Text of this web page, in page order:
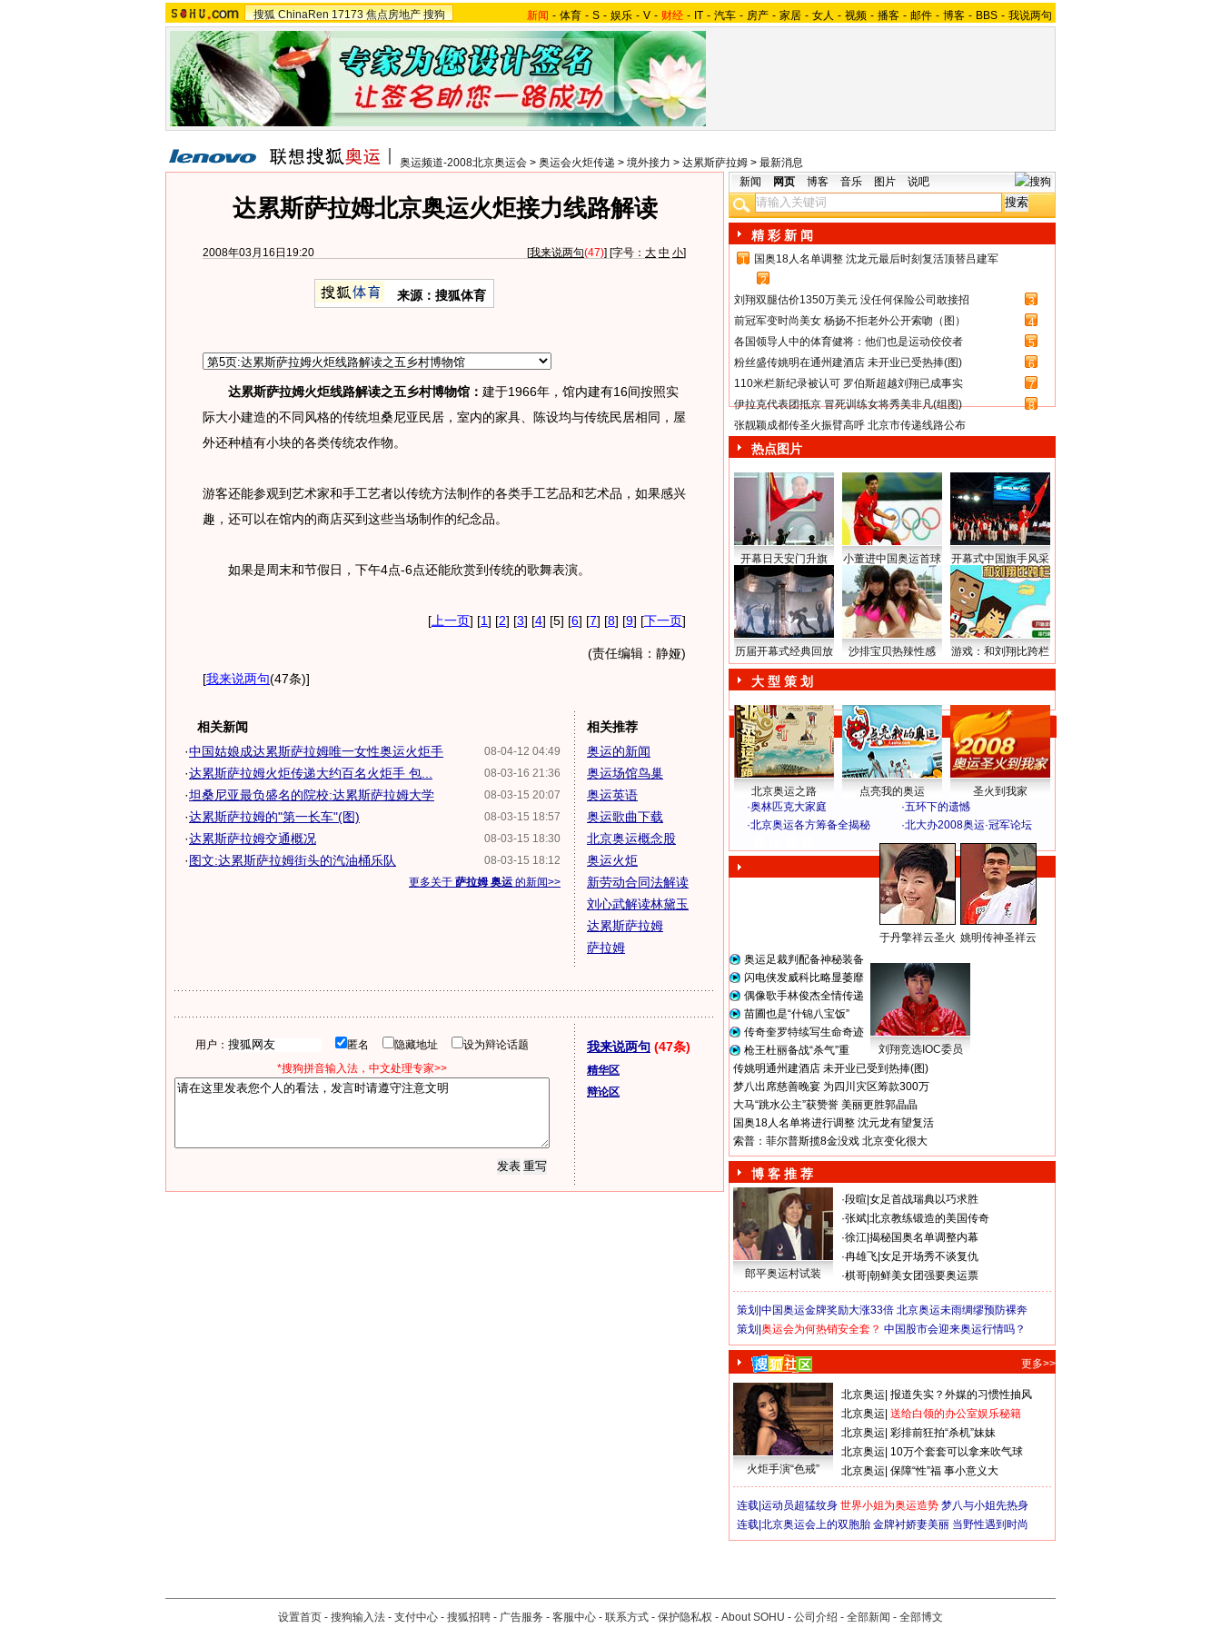
搜狐 ChinaRen 17173 焦点房地产 搜狗 新闻 - 体育 - S - 娱乐 - V - 财经 - IT - 汽车 - 房产 - 家居 - 女人 - 视频 - 播客 - 邮件 - 博客 - BBS - 我说两句
奥运频道-2008北京奥运会 > 奥运会火炬传递 > 境外接力 > 达累斯萨拉姆 > 最新消息
达累斯萨拉姆北京奥运火炬接力线路解读
2008年03月16日19:20 [我来说两句(47)] [字号： 大 中 小]
来源：搜狐体育
达累斯萨拉姆火炬线路解读之五乡村博物馆： 建于1966年，馆内建有16间按照实
际大小建造的不同风格的传统坦桑尼亚民居，室内的家具、陈设均与传统民居相同，屋
外还种植有小块的各类传统农作物。
游客还能参观到艺术家和手工艺者以传统方法制作的各类手工艺品和艺术品，如果感兴
趣，还可以在馆内的商店买到这些当场制作的纪念品。
如果是周末和节假日，下午4点-6点还能欣赏到传统的歌舞表演。
[ 上一页] [1] [2] [3] [4] [5] [6] [7] [8] [9] [下一页]
(责任编辑：静娅)
[我来说两句(47条)]
相关新闻
08-04-12 04:49
·中国姑娘成达累斯萨拉姆唯一女性奥运火炬手
08-03-16 21:36
·达累斯萨拉姆火炬传递大约百名火炬手 包...
08-03-15 20:07
·坦桑尼亚最负盛名的院校:达累斯萨拉姆大学
08-03-15 18:57
·达累斯萨拉姆的"第一长车"(图)
08-03-15 18:30
·达累斯萨拉姆交通概况
08-03-15 18:12
·图文:达累斯萨拉姆街头的汽油桶乐队
更多关于 萨拉姆 奥运 的新闻>>
相关推荐
奥运的新闻
奥运场馆鸟巢
奥运英语
奥运歌曲下载
北京奥运概念股
奥运火炬
新劳动合同法解读
刘心武解读林黛玉
达累斯萨拉姆
萨拉姆
用户： 匿名 隐藏地址
设为辩论话题
*搜狗拼音输入法，中文处理专家>>
我来说两句 (47条)
精华区
辩论区
新闻 网页 博客 音乐 图片 说吧
精 彩 新 闻
1
国奥18人名单调整 沈龙元最后时刻复活顶替吕建军
2
刘翔双腿估价1350万美元 没任何保险公司敢接招
3
前冠军变时尚美女 杨扬不拒老外公开索吻（图）
4
各国领导人中的体育健将：他们也是运动佼佼者
5
粉丝盛传姚明在通州建酒店 未开业已受热捧(图)
6
110米栏新纪录被认可 罗伯斯超越刘翔已成事实
7
伊拉克代表团抵京 冒死训练女将秀美非凡(组图)
8
张靓颖成都传圣火振臂高呼 北京市传递线路公布
热点图片
开幕日天安门升旗 小董进中国奥运首球 开幕式中国旗手风采
历届开幕式经典回放 沙排宝贝热辣性感 游戏：和刘翔比跨栏
大 型 策 划
北京奥运之路 点亮我的奥运
圣火到我家
·奥林匹克大家庭 ·五环下的遗憾
·北京奥运各方筹备全揭秘 ·北大办2008奥运·冠军论坛
于丹擎祥云圣火 姚明传神圣祥云
奥运足裁判配备神秘装备
闪电侠发威科比略显萎靡
偶像歌手林俊杰全情传递
苗圃也是“什锦八宝饭”
传奇奎罗特续写生命奇迹
枪王杜丽备战“杀气”重
刘翔竞选IOC委员
传姚明通州建酒店 未开业已受到热捧(图)
梦八出席慈善晚宴 为四川灾区筹款300万
大马“跳水公主”获赞誉 美丽更胜郭晶晶
国奥18人名单将进行调整 沈元龙有望复活
索普：菲尔普斯揽8金没戏 北京变化很大
博 客 推 荐
郎平奥运村试装
·段暄 女足首战瑞典以巧求胜
·张斌 北京教练锻造的美国传奇
·徐江 揭秘国奥名单调整内幕
·冉雄飞 女足开场秀不谈复仇
·棋哥 朝鲜美女团强要奥运票
策划| 中国奥运金牌奖励大涨33倍 北京奥运未雨绸缪预防裸奔
策划| 奥运会为何热销安全套？ 中国股市会迎来奥运行情吗？
更多>>
火炬手演“色戒”
北京奥运 报道失实？外媒的习惯性抽风
北京奥运 送给白领的办公室娱乐秘籍
北京奥运 彩排前狂拍“杀机”妹妹
北京奥运 10万个套套可以拿来吹气球
北京奥运 保障“性”福 事小意义大
连载| 运动员超猛纹身 世界小姐为奥运造势 梦八与小姐先热身
连载| 北京奥运会上的双胞胎 金牌衬娇妻美丽 当野性遇到时尚
设置首页 - 搜狗输入法 - 支付中心 - 搜狐招聘 - 广告服务 - 客服中心 - 联系方式 - 保护隐私权 - About SOHU - 公司介绍 - 全部新闻 - 全部博文